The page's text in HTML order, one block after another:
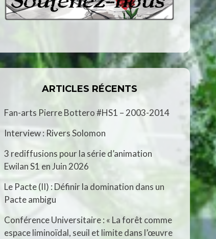
ARTICLES RÉCENTS
Fan-arts Pierre Bottero #HS1 – 2003-2014
Interview : Rivers Solomon
3 rediffusions pour la série d’animation
Ewilan S1 en Juin 2026
Le Pacte (II) : Définir la domination dans un
Pacte ambigu
Conférence Universitaire : « La forêt comme
espace liminoïdal, seuil et limite dans l’œuvre